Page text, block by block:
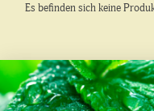
Es befinden sich keine